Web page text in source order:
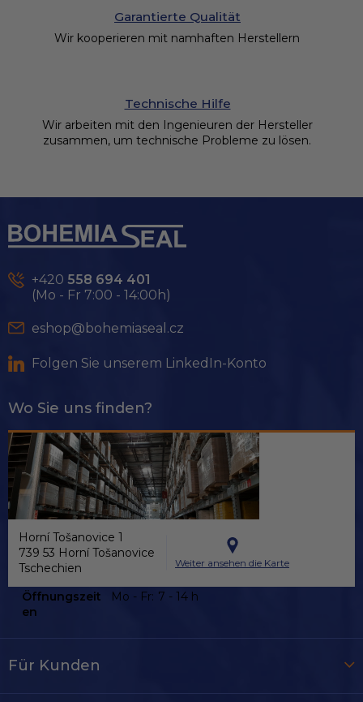
Garantierte Qualität
Wir kooperieren mit namhaften Herstellern
Technische Hilfe
Wir arbeiten mit den Ingenieuren der Hersteller
zusammen, um technische Probleme zu lösen.
u
ß
e
e
+420 558 694 401
(Mo - Fr 7:00 - 14:00h)
eshop@bohemiaseal.cz
Folgen Sie unserem LinkedIn-Konto
Für Kunden
Wo Sie uns finden?
Horní Tošanovice 1
739 53 Horní Tošanovice
Tschechien
Weiter ansehen die Karte
Öffnungszeit
en
Mo - Fr: 7 - 14 h